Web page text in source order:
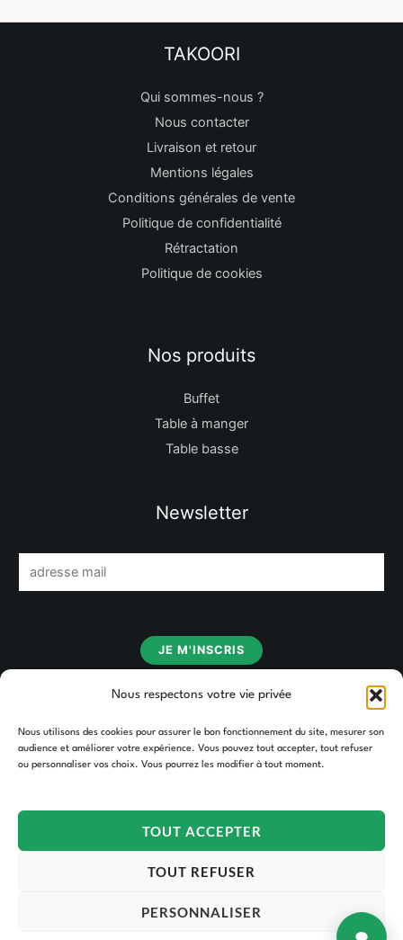
Nous respectons votre vie privée
Nous utilisons des cookies pour assurer le bon fonctionnement du site, mesurer son
audience et améliorer votre expérience. Vous pouvez tout accepter, tout refuser
ou personnaliser vos choix. Vous pourrez les modifier à tout moment.
TOUT ACCEPTER
TOUT REFUSER
PERSONNALISER
TAKOORI
Qui sommes-nous ?
Nous contacter
Livraison et retour
Mentions légales
Conditions générales de vente
Politique de confidentialité
Rétractation
Politique de cookies
Nos produits
Buffet
Table à manger
Table basse
Newsletter
m
JE M'INSCRIS